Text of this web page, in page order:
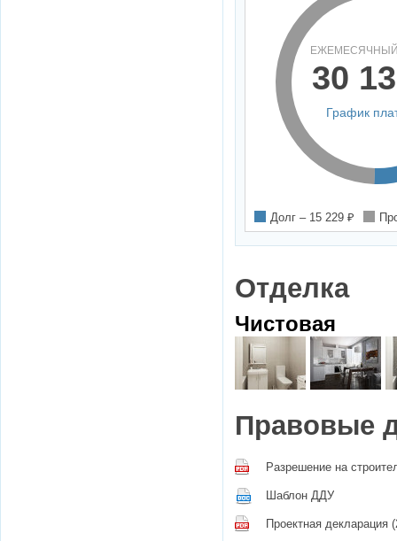
30
График
Долг – 15 229 ₽
Отделка
Чистовая
Правовые
Разрешение на
Шаблон ДДУ
Проектная декларация